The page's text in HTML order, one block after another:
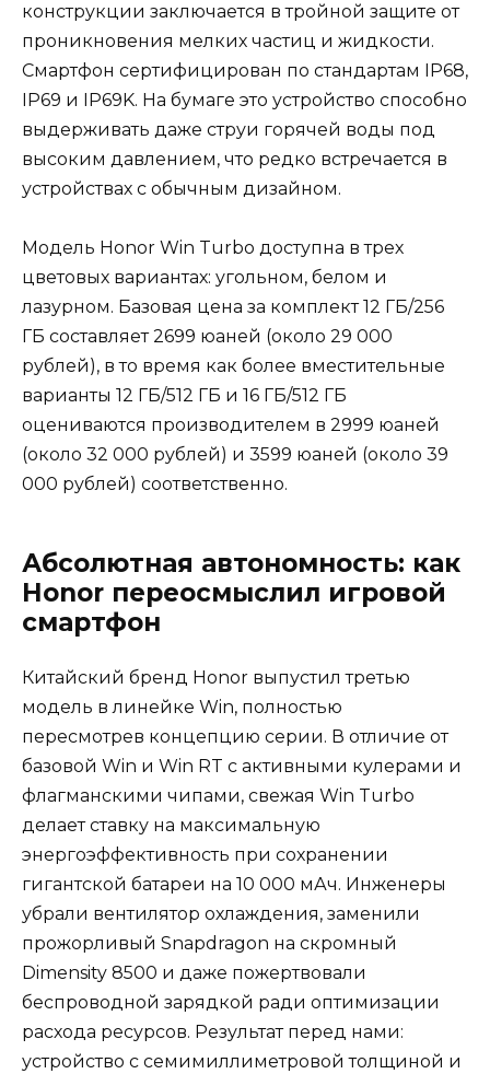
конструкции заключается в тройной защите от
проникновения мелких частиц и жидкости.
Смартфон сертифицирован по стандартам IP68,
IP69 и IP69K. На бумаге это устройство способно
выдерживать даже струи горячей воды под
высоким давлением, что редко встречается в
устройствах с обычным дизайном.
Модель Honor Win Turbo доступна в трех
цветовых вариантах: угольном, белом и
лазурном. Базовая цена за комплект 12 ГБ/256
ГБ составляет 2699 юаней (около 29 000
рублей), в то время как более вместительные
варианты 12 ГБ/512 ГБ и 16 ГБ/512 ГБ
оцениваются производителем в 2999 юаней
(около 32 000 рублей) и 3599 юаней (около 39
000 рублей) соответственно.
Абсолютная автономность: как
Honor переосмыслил игровой
смартфон
Китайский бренд Honor выпустил третью
модель в линейке Win, полностью
пересмотрев концепцию серии. В отличие от
базовой Win и Win RT с активными кулерами и
флагманскими чипами, свежая Win Turbo
делает ставку на максимальную
энергоэффективность при сохранении
гигантской батареи на 10 000 мАч. Инженеры
убрали вентилятор охлаждения, заменили
прожорливый Snapdragon на скромный
Dimensity 8500 и даже пожертвовали
беспроводной зарядкой ради оптимизации
расхода ресурсов. Результат перед нами:
устройство с семимиллиметровой толщиной и